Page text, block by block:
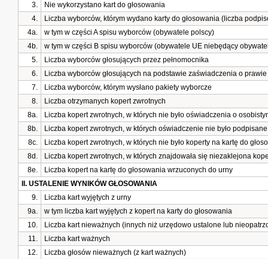
3.
Nie wykorzystano kart do głosowania
4.
Liczba wyborców, którym wydano karty do głosowania (liczba
4a.
w tym w części A spisu wyborców (obywatele polscy)
4b.
w tym w części B spisu wyborców (obywatele UE niebędący
5.
Liczba wyborców głosujących przez pełnomocnika
6.
Liczba wyborców głosujących na podstawie zaświadczenia o
7.
Liczba wyborców, którym wysłano pakiety wyborcze
8.
Liczba otrzymanych kopert zwrotnych
8a.
Liczba kopert zwrotnych, w których nie było oświadczenia o
8b.
Liczba kopert zwrotnych, w których oświadczenie nie było
8c.
Liczba kopert zwrotnych, w których nie było koperty na kartę do
8d.
Liczba kopert zwrotnych, w których znajdowała się niezaklejona
8e.
Liczba kopert na kartę do głosowania wrzuconych do urny
II. USTALENIE WYNIKÓW GŁOSOWANIA
9.
Liczba kart wyjętych z urny
9a.
w tym liczba kart wyjętych z kopert na karty do głosowania
10.
Liczba kart nieważnych (innych niż urzędowo ustalone lub
11.
Liczba kart ważnych
12.
Liczba głosów nieważnych (z kart ważnych)